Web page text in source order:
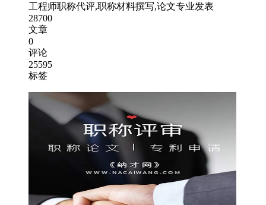
工程师职称代评,职称材料撰写,论文专业发表
28700
文章
0
评论
25595
标签